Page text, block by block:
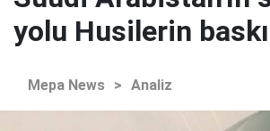
yolu Husilerin
Mepa News > Analiz